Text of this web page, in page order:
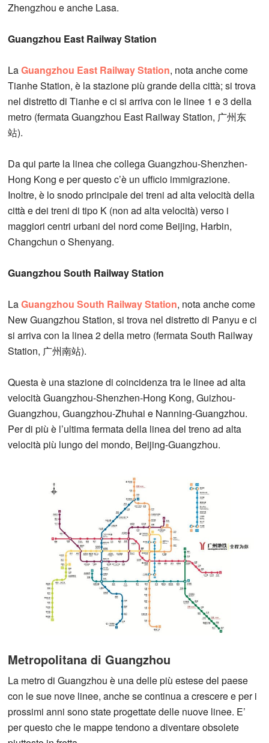
Zhengzhou e anche Lasa.
Guangzhou East Railway Station
LaGuangzhou East Railway Station, nota anche come
Tianhe Station, è la stazione più grande della città; si trova
nel distretto di Tianhe e ci si arriva con le linee 1 e 3 della
metro (fermata Guangzhou East Railway Station, 广州东
站).
Da qui parte la linea che collega Guangzhou-Shenzhen-
Hong Kong e per questo c’è un ufficio immigrazione.
Inoltre, è lo snodo principale dei treni ad alta velocità della
città e dei treni di tipo K (non ad alta velocità) verso i
maggiori centri urbani del nord come Beijing, Harbin,
Changchun o Shenyang.
Guangzhou South Railway Station
LaGuangzhou South Railway Station, nota anche come
New Guangzhou Station, si trova nel distretto di Panyu e ci
si arriva con la linea 2 della metro (fermata South Railway
Station, 广州南站).
Questa è una stazione di coincidenza tra le linee ad alta
velocità Guangzhou-Shenzhen-Hong Kong, Guizhou-
Guangzhou, Guangzhou-Zhuhai e Nanning-Guangzhou.
Per di più è l’ultima fermata della linea del treno ad alta
velocità più lungo del mondo, Beijing-Guangzhou.
Metropolitana di Guangzhou
La metro di Guangzhou è una delle più estese del paese
con le sue nove linee, anche se continua a crescere e per i
prossimi anni sono state progettate delle nuove linee. E’
per questo che le mappe tendono a diventare obsolete